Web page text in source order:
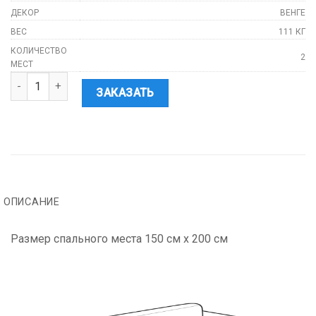
ДЕКОР
ВЕНГЕ
ВЕС
111 КГ
КОЛИЧЕСТВО
МЕСТ
2
Количество
ЗАКАЗАТЬ
ОПИСАНИЕ
Размер спального места 150 см х 200 см